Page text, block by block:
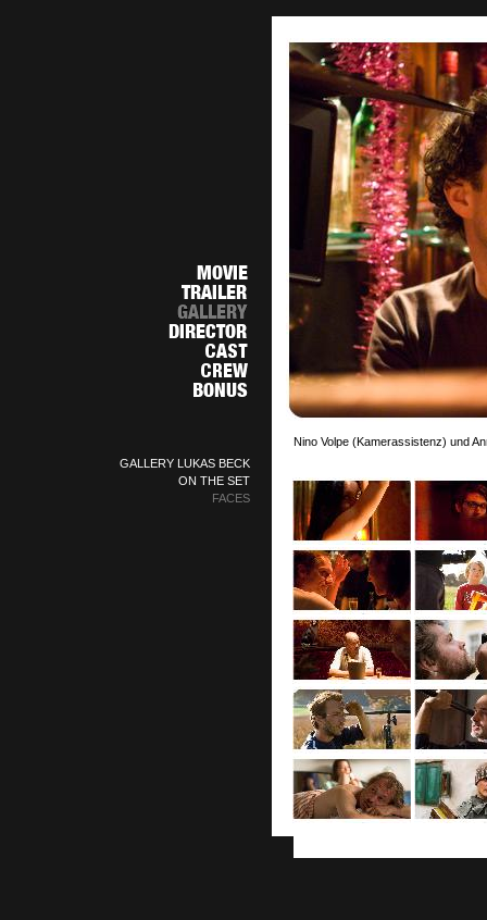
GALLERY LUKAS BECK
ON THE SET
FACES
Nino Volpe (Kamerassistenz) und